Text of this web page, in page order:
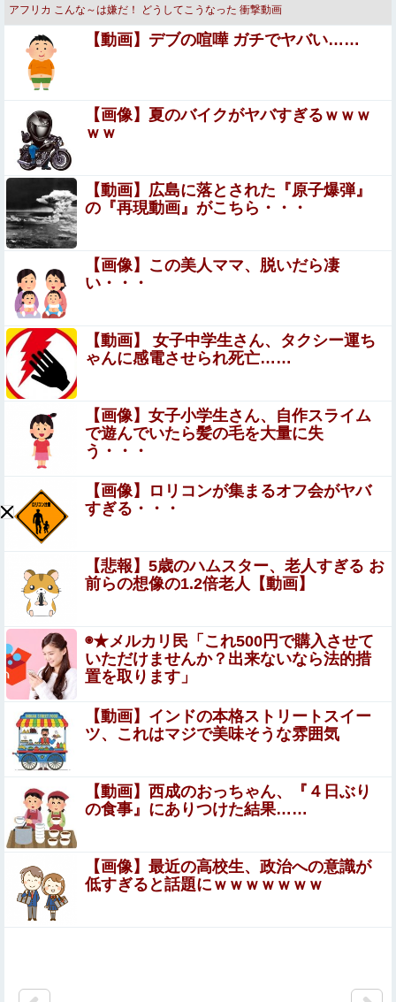
した」
【悲報】なんでも「へへっｗ」って誤魔化してきたワイの
末路がこちらｗｗｗｗｗｗｗｗｗｗ
ジャンポケ斉藤「同意があったんです。本当です。信じて
下さい」←何でこの主張が通らないの？
【悲報】 おわり。
【画像】 女教師「よーし、先生も水着でプール清掃す
るわよぉー♥」ムチムチ
倉持由香、息子の「自閉スペクトラム症」診断にショック
で涙 見逃していた乳幼児期のサインとは
女子生徒「土下座しながらオ○ニーしろ！」⇒ 日本の男子
生徒への性的いじめ動画が●●すぎる
女優・森日菜美、雑誌グラビアの水着ショット！！久々の
姿にファン悶絶ｗｗ
ジャンポケ斎藤と代理人のやりとり、「地獄すぎ
て完全にコントになってる……」と衝撃を受ける
人が続出中
【画像】大久保佳代子さん、やっぱりドスケベだったｗｗ
ｗｗｗｗ他
【衝撃】広末涼子さんが地上波にスピード復帰できる理由
←コレ、誰にも分からない模様w w w w w w w w
∀ﾟ)━!!!!
W杯アジア予選等で韓国サッカー協会がやらかしまくりだ
件に言及する声も……
【画像】 陰キャ女子(18)、脱いだらお○ぱい盛々で眼福ｗ
ｗｗｗｗｗｗｗｗｗｗｗｗｗｗｗ
元グラドルAV女優・田野憂の寄付報告への中傷が酷すぎ
る…AVで稼いだ金は「汚い金」なのか
弘中れおな × 本多まい 夫婦交換…温泉宿で起こった信じ
られないエ●チな出来事。
【動画】 ”別れさせ屋” のセ○クス、凄すぎるｗｗｗ そり
ゃ肉便器に堕ちるわｗｗｗ
手作り唐揚げを差し入れしたら「肉叩きすぎて柔らか
すぎw」と文句を言うトメ。実は〇〇の唐揚げと知ら
ずバクバク食べるトメにニヤニヤが止まらないｗｗ←
大嫌いな食材おいしく食べててワロタ
【画像】影山優佳さん(25)、下着姿であたシコが止まらな
者は自発呼吸不可能な植物状態に
アフリカ こんな～は嫌だ！ どうしてこうなった 衝撃動画
【動画】デブの喧嘩 ガチでヤバい……
【画像】夏のバイクがヤバすぎるｗｗｗ
ｗｗ
【動画】広島に落とされた『原子爆弾』
の『再現動画』がこちら・・・
【画像】この美人ママ、脱いだら凄
い・・・
【動画】 女子中学生さん、タクシー運ち
ゃんに感電させられ死亡……
【画像】女子小学生さん、自作スライム
で遊んでいたら髪の毛を大量に失
う・・・
【画像】ロリコンが集まるオフ会がヤバ
すぎる・・・
【悲報】5歳のハムスター、老人すぎる お
前らの想像の1.2倍老人【動画】
◉★メルカリ民「これ500円で購入させて
いただけませんか？出来ないなら法的措
置を取ります」
【動画】インドの本格ストリートスイー
ツ、これはマジで美味そうな雰囲気
【動画】西成のおっちゃん、『４日ぶり
の食事』にありつけた結果……
【画像】最近の高校生、政治への意識が
低すぎると話題にｗｗｗｗｗｗｗ